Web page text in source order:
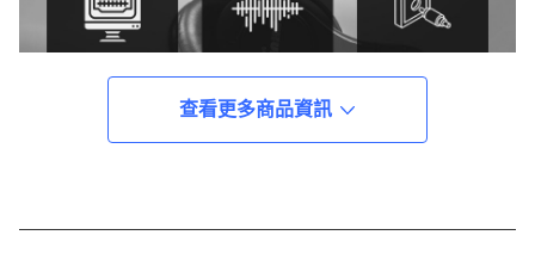
查看更多商品資訊